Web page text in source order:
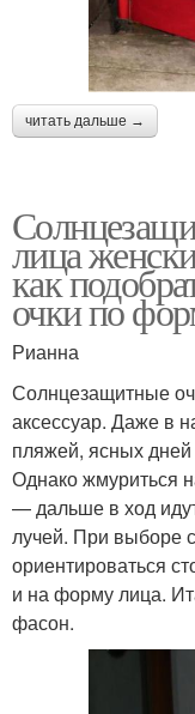
читать дальше →
лица
как
очки по
Рианна
Солнцезащитные
аксессуар. Даже в
пляжей, ясных дней
Однако жмуриться
— дальше в ход
лучей. При выборе
ориентироваться
и на форму лица.
фасон.